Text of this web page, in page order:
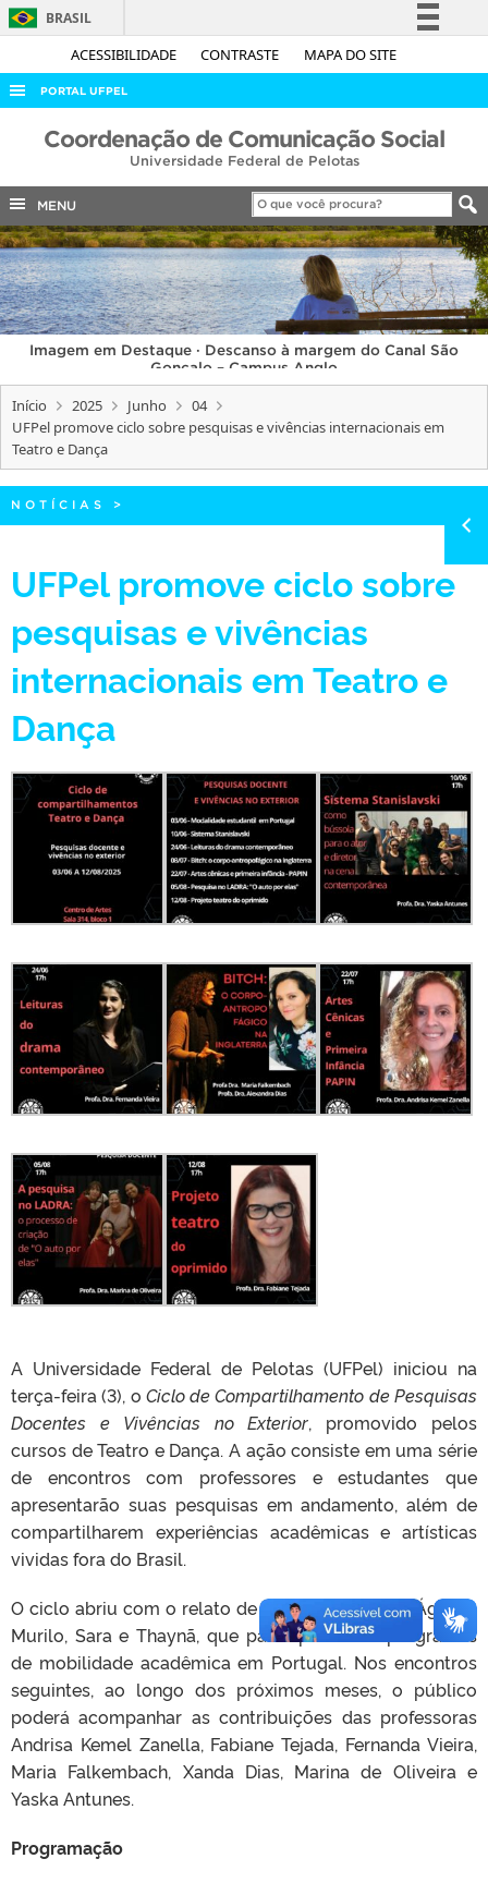
ACESSIBILIDADE CONTRASTE MAPA DO SITE
BRASIL
Simplifique!
Acesso à informação
Legislação
Canais
PORTAL UFPEL
ACESSO À INFORMAÇÃO
COBALTO
CONCURSOS
EDITAIS
INTERNACIONAL
OUVIDORIA
PORTARIAS
TELEFONES
Coordenação de Comunicação Social
Universidade Federal de Pelotas
MENU
Imagem em Destaque · Descanso à margem do Canal São
Gonçalo – Campus Anglo
Início 2025 Junho
04
UFPel promove ciclo sobre pesquisas e vivências internacionais em
Teatro e Dança
NOTÍCIAS >
UFPel promove ciclo sobre
pesquisas e vivências
internacionais em Teatro e
Dança
A Universidade Federal de Pelotas (UFPel) iniciou na
terça-feira (3), o Ciclo de Compartilhamento de Pesquisas
Docentes e Vivências no Exterior, promovido pelos
cursos de Teatro e Dança. A ação consiste em uma série
de encontros com professores e estudantes que
apresentarão suas pesquisas em andamento, além de
compartilharem experiências acadêmicas e artísticas
vividas fora do Brasil.
O ciclo abriu com o relato de quatro estudante, Ágatha,
Murilo, Sara e Thaynã, que participaram de programas
de mobilidade acadêmica em Portugal. Nos encontros
seguintes, ao longo dos próximos meses, o público
poderá acompanhar as contribuições das professoras
Andrisa Kemel Zanella, Fabiane Tejada, Fernanda Vieira,
Maria Falkembach, Xanda Dias, Marina de Oliveira e
Yaska Antunes.
Programação